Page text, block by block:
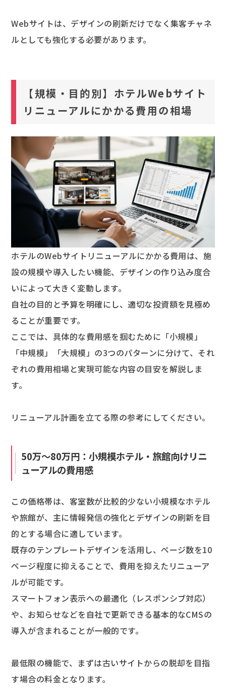
Webサイトは、デザインの刷新だけでなく集客チャネ
ルとしても強化する必要があります。
【規模・目的別】ホテルWebサイト
リニューアルにかかる費用の相場
ホテルのWebサイトリニューアルにかかる費用は、施
設の規模や導入したい機能、デザインの作り込み度合
いによって大きく変動します。
自社の目的と予算を明確にし、適切な投資額を見極め
ることが重要です。
ここでは、具体的な費用感を掴むために「小規模」
「中規模」「大規模」の3つのパターンに分けて、それ
ぞれの費用相場と実現可能な内容の目安を解説しま
す。
リニューアル計画を立てる際の参考にしてください。
50万～80万円：小規模ホテル・旅館向けリニ
ューアルの費用感
この価格帯は、客室数が比較的少ない小規模なホテル
や旅館が、主に情報発信の強化とデザインの刷新を目
的とする場合に適しています。
既存のテンプレートデザインを活用し、ページ数を10
ページ程度に抑えることで、費用を抑えたリニューア
ルが可能です。
スマートフォン表示への最適化（レスポンシブ対応）
や、お知らせなどを自社で更新できる基本的なCMSの
導入が含まれることが一般的です。
最低限の機能で、まずは古いサイトからの脱却を目指
す場合の料金となります。